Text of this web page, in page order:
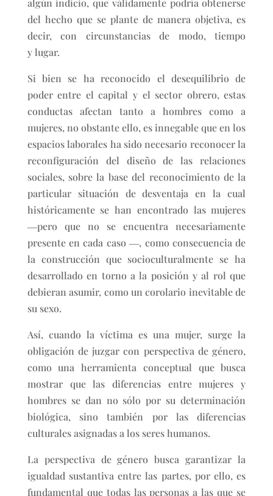
algún indicio, que válidamente podría obtenerse
del hecho que se plante de manera objetiva, es
decir, con circunstancias de modo, tiempo
y lugar.
Si bien se ha reconocido el desequilibrio de
poder entre el capital y el sector obrero, estas
conductas afectan tanto a hombres como a
mujeres, no obstante ello, es innegable que en los
espacios laborales ha sido necesario reconocer la
reconfiguración del diseño de las relaciones
sociales, sobre la base del reconocimiento de la
particular situación de desventaja en la cual
históricamente se han encontrado las mujeres
―pero que no se encuentra necesariamente
presente en cada caso ―, como consecuencia de
la construcción que socioculturalmente se ha
desarrollado en torno a la posición y al rol que
debieran asumir, como un corolario inevitable de
su sexo.
Así, cuando la víctima es una mujer, surge la
obligación de juzgar con perspectiva de género,
como una herramienta conceptual que busca
mostrar que las diferencias entre mujeres y
hombres se dan no sólo por su determinación
biológica, sino también por las diferencias
culturales asignadas a los seres humanos.
La perspectiva de género busca garantizar la
igualdad sustantiva entre las partes, por ello, es
fundamental que todas las personas a las que se